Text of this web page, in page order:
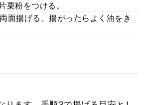
栗粉をつける。
面揚げる。揚がったらよく油をき